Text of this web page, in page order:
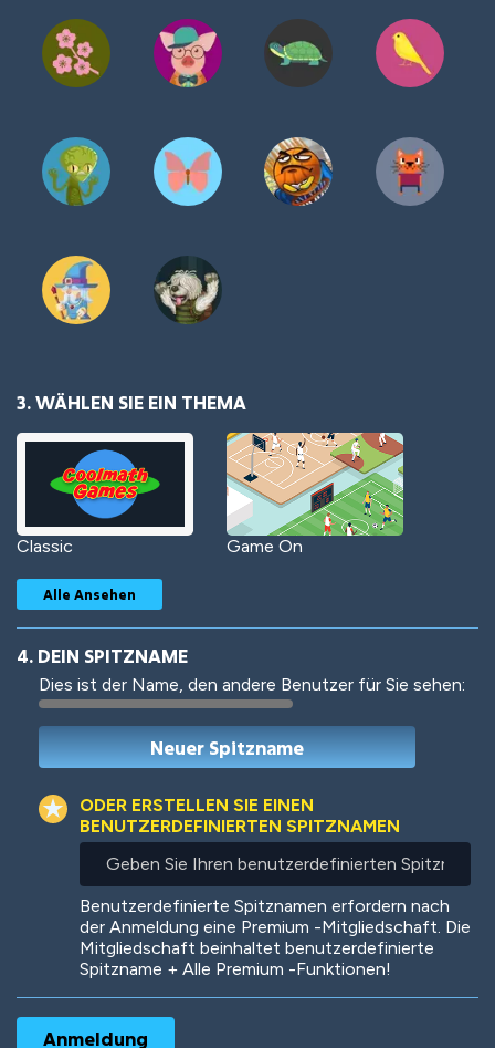
3. WÄHLEN SIE EIN THEMA
Classic Game On
Woof Jungle Cats
Colorful
Alle Ansehen
4. DEIN SPITZNAME
Dies ist der Name, den andere Benutzer für Sie sehen:
ODER ERSTELLEN SIE EINEN
BENUTZERDEFINIERTEN SPITZNAMEN
benutzerdefinierten
Spitznamen
Benutzerdefinierte Spitznamen erfordern nach
der Anmeldung eine Premium -Mitgliedschaft. Die
Mitgliedschaft beinhaltet benutzerdefinierte
Spitzname + Alle Premium -Funktionen!